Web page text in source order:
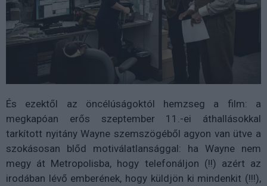
És ezektől az öncélúságoktól hemzseg a film: a
megkapóan erős szeptember 11.-ei áthallásokkal
tarkított nyitány Wayne szemszögéből agyon van ütve a
szokásosan blőd motiválatlansággal: ha Wayne nem
megy át Metropolisba, hogy telefonáljon (!!) azért az
irodában lévő emberének, hogy küldjön ki mindenkit (!!!),